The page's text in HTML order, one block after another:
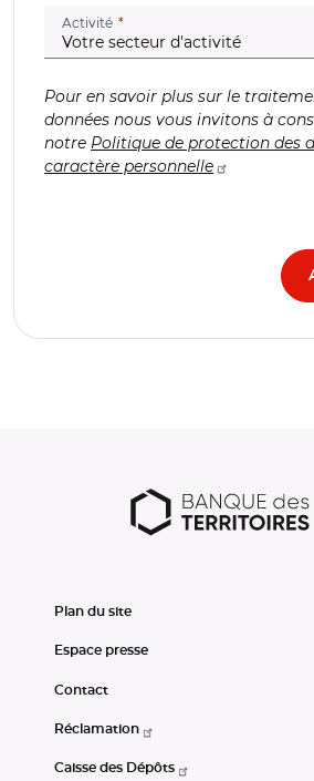
Activité (champ obligatoire)
Pour en savoir plus sur le
données nous vous invitons à
notre Politique de protection des
caractère personnelle
Plan du site
Espace presse
Contact
Réclamation
Caisse des Dépôts